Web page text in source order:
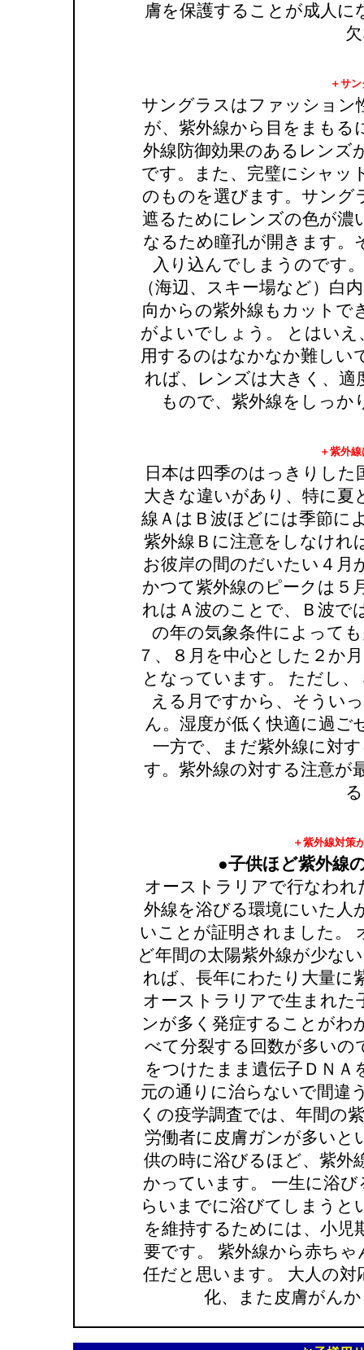
膚を保護することが成人に
＋サ
サングラスはファッション
が、紫外線から目をまもる
外線防御効果のあるレンズ
です。また、完璧にシャッ
のものを選びます。サング
遮るためにレンズの色が濃
なるため瞳孔が開きます。
入り込んでしまうのです
（海辺、スキー場など）白
向からの紫外線もカットで
がよいでしょう。 とはい
用するのはなかなか難しい
れば、レンズは大きく、適
もので、紫外線をしっ
＋紫外
日本は四季のはっきりし
大きな違いがあり、特に夏
線ＡはＢ波ほどには季節に
紫外線Ｂに注意をしなけれ
お彼岸の間のだいたい４月
かつて紫外線のピークは５
れはＡ波のことで、Ｂ波で
の年の気象条件によって
７、８月を中心とした２か
となっています。 ただし
える月ですから、そうい
ん。湿度が低く快適に過ご
一方で、まだ紫外線に対
す。紫外線の対する注意が
＋紫外線対策
●子供ほど紫外線
オーストラリアで行なわれ
外線を浴びる環境にいた人
いことが証明されました。
ど年間の太陽紫外線が少な
れば、長年にわたり大量に
オーストラリアで生まれた
ンが多く発症することがわ
べて分裂する回数が多いの
をつけたまま遺伝子ＤＮＡ
元の通りに治らないで間違
くの疫学調査では、年間の
労働者に皮膚ガンが多いと
供の時に浴びるほど、紫外
かっています。 一生に浴
らいまでに浴びてしまうと
を維持するためには、小児
要です。 紫外線から赤ち
任だと思います。 大人の
化、また皮膚がん